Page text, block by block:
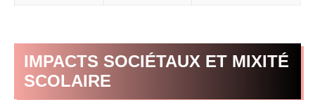
IMPACTS SOCIÉTAUX ET MIXITÉ
SCOLAIRE